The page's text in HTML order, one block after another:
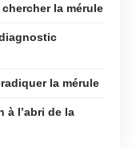
la mérule
la mérule
à l’abri de la